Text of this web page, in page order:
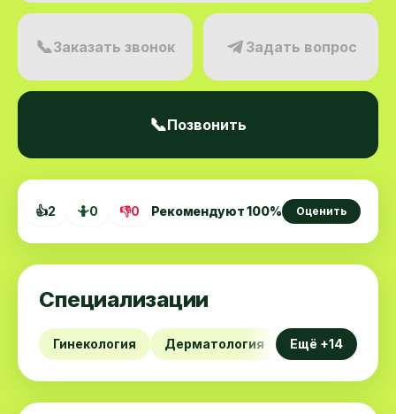
👍2 🤷0 👎0 Рекомендуют100% Оценить
Специализации
Гинекология Дерматология Кардиология
Ещё +14
📞Заказать звонок Задать вопрос
📞Позвонить